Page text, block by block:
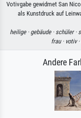
Votivgabe gewidmet San
als Kunstdruck auf
heilige · gebäude · schüler ·
frau · votiv ·
Andere